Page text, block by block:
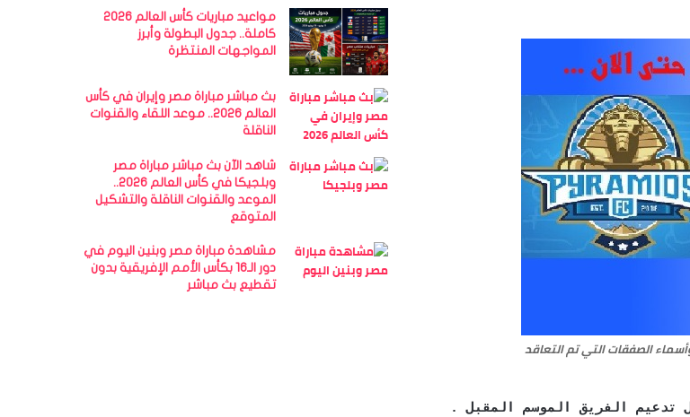
الصفقات التي تم التعاقد
تدعيم الفريق الموسم المقبل .
مواعيد مباريات كأس العالم 2026
كاملة.. جدول البطولة وأبرز
المواجهات المنتظرة
بث مباشر مباراة مصر وإيران في كأس
العالم 2026.. موعد اللقاء والقنوات
الناقلة
شاهد الآن بث مباشر مباراة مصر
وبلجيكا في كأس العالم 2026..
الموعد والقنوات الناقلة والتشكيل
المتوقع
مشاهدة مباراة مصر وبنين اليوم في
دور الـ16 بكأس الأمم الإفريقية بدون
تقطيع بث مباشر